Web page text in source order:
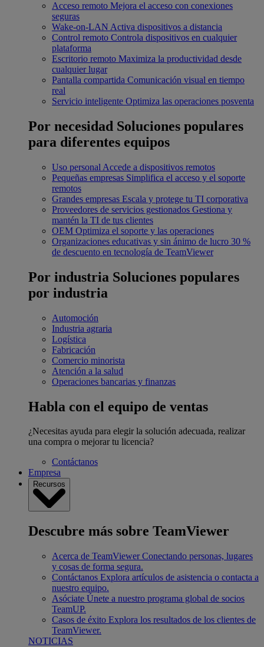
Acceso remoto Mejora el acceso con conexiones
seguras
Wake-on-LAN Activa dispositivos a distancia
Control remoto Controla dispositivos en cualquier
plataforma
Escritorio remoto Maximiza la productividad desde
cualquier lugar
Pantalla compartida Comunicación visual en tiempo
real
Servicio inteligente Optimiza las operaciones posventa
Por necesidad Soluciones populares
para diferentes equipos
Uso personal Accede a dispositivos remotos
Pequeñas empresas Simplifica el acceso y el soporte
remotos
Grandes empresas Escala y protege tu TI corporativa
Proveedores de servicios gestionados Gestiona y
mantén la TI de tus clientes
OEM Optimiza el soporte y las operaciones
Organizaciones educativas y sin ánimo de lucro 30 %
de descuento en tecnología de TeamViewer
Por industria Soluciones populares
por industria
Automoción
Industria agraria
Logística
Fabricación
Comercio minorista
Atención a la salud
Operaciones bancarias y finanzas
Habla con el equipo de ventas
¿Necesitas ayuda para elegir la solución adecuada, realizar
una compra o mejorar tu licencia?
Contáctanos
Empresa
Recursos
Descubre más sobre TeamViewer
Acerca de TeamViewer Conectando personas, lugares
y cosas de forma segura.
Contáctanos Explora artículos de asistencia o contacta a
nuestro equipo.
Asóciate Únete a nuestro programa global de socios
TeamUP.
Casos de éxito Explora los resultados de los clientes de
TeamViewer.
NOTICIAS